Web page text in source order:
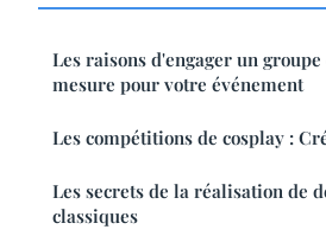
Les raisons d'engager un
mesure pour votre événement
Les compétitions de cosplay :
Les secrets de la réalisation de
classiques